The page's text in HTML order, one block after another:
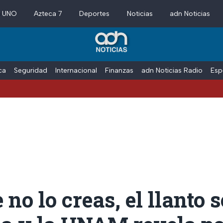
Azteca 7 Deportes Noticias adn Noticias
Seguridad Internacional Finanzas adn Noticias Radio
no lo creas, el llanto